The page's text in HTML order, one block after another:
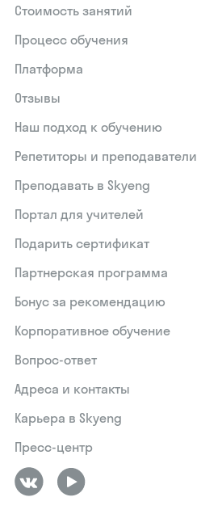
Стоимость занятий
Процесс обучения
Платформа
Отзывы
Наш подход к обучению
Репетиторы и преподаватели
Преподавать в Skyeng
Портал для учителей
Подарить сертификат
Партнерская программа
Бонус за рекомендацию
Корпоративное обучение
Вопрос-ответ
Адреса и контакты
Карьера в Skyeng
Пресс-центр